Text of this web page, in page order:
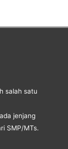
salah satu
jenjang
SMP/MTs.